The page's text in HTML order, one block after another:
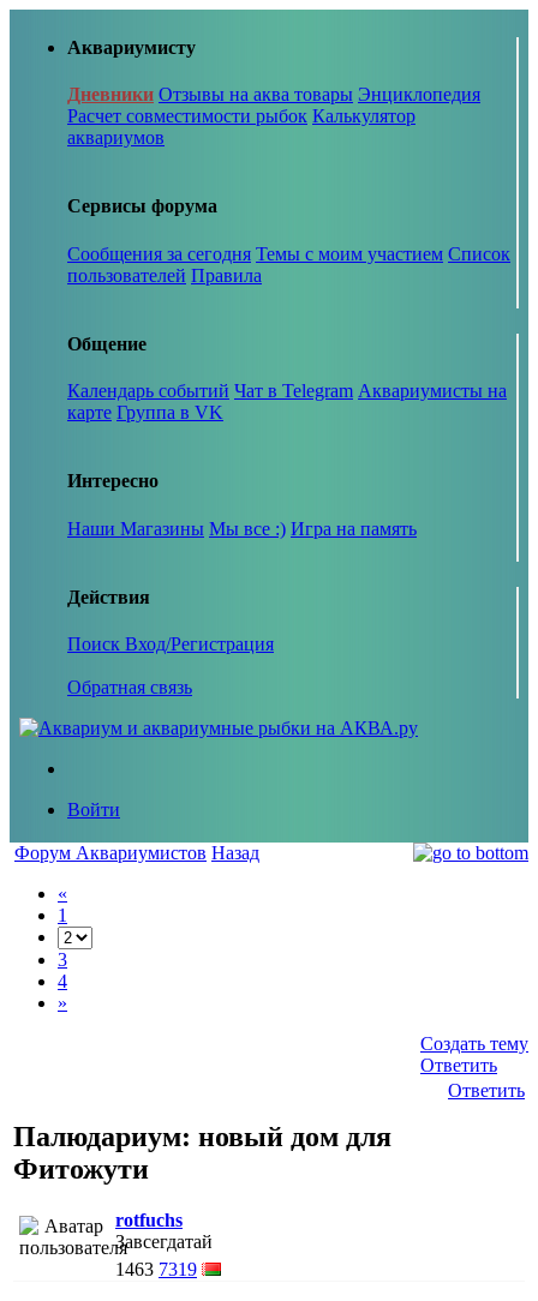
Аквариумисту
Дневники Отзывы на аква товары Энциклопедия
Расчет совместимости рыбок Калькулятор
аквариумов
Сервисы форума
Сообщения за сегодня Темы с моим участием Список
пользователей Правила
Общение
Календарь событий Чат в Telegram Аквариумисты на
карте Группа в VK
Интересно
Наши Магазины Мы все :) Игра на память
Действия
Поиск Вход/Регистрация
Обратная связь
Войти
Форум Аквариумистов Назад
«
1
3
4
»
Создать тему
Ответить
Ответить
Палюдариум: новый дом для
Фитожути
rotfuchs
Завсегдатай
1463 7319